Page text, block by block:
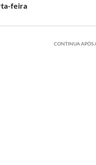
feira
CONTINUA APÓS